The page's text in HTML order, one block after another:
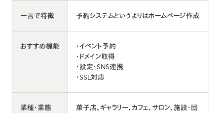
一言で特徴 予約システムというよりはホームページ作成
おすすめ機能
・イベント予約
・ドメイン取得
・設定・SNS連携
・SSL対応
業種・業態
菓子店、ギャラリー、カフェ、サロン、施設・団